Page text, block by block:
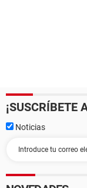
¡SUSCRÍBETE
Noticias